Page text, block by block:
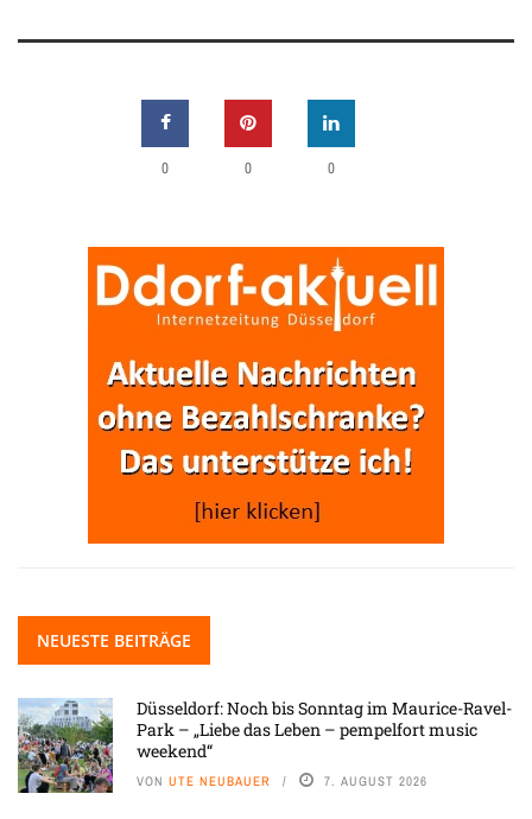
0 0 0
NEUESTE BEITRÄGE
Düsseldorf: Noch bis Sonntag im Maurice-Ravel-
Park – „Liebe das Leben – pempelfort music
weekend“
VON UTE NEUBAUER 7. AUGUST 2026